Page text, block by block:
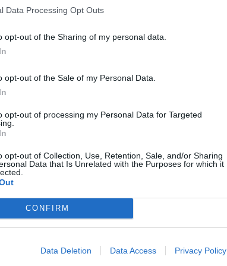
Data Processing Opt Outs
opt-out of the Sharing of my personal data.
opt-out of the Sale of my Personal Data.
opt-out of processing my Personal Data for Targeted
opt-out of Collection, Use, Retention, Sale, and/or Sharing
Data that Is Unrelated with the Purposes for which it
CONFIRM
Data Deletion Data Access Privacy Policy
A tengerfenék alatt négy
óriáskábellel kötik össze
legfontosabb terén